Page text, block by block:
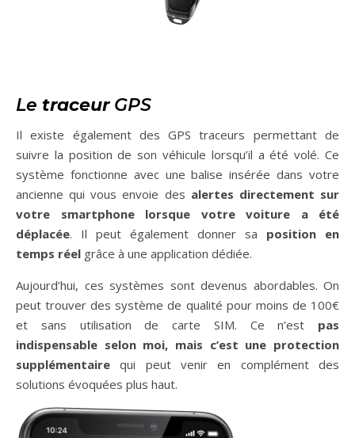
Le traceur GPS
Il existe également des GPS traceurs permettant de
suivre la position de son véhicule lorsqu’il a été volé. Ce
système fonctionne avec une balise insérée dans votre
ancienne qui vous envoie des alertes directement sur
votre smartphone lorsque votre voiture a été
déplacée. Il peut également donner sa position en
temps réel grâce à une application dédiée.
Aujourd’hui, ces systèmes sont devenus abordables. On
peut trouver des système de qualité pour moins de 100€
et sans utilisation de carte SIM. Ce n’est pas
indispensable selon moi, mais c’est une protection
supplémentaire qui peut venir en complément des
solutions évoquées plus haut.